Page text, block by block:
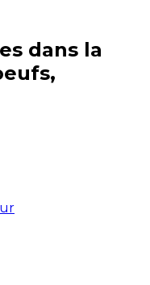
dans la